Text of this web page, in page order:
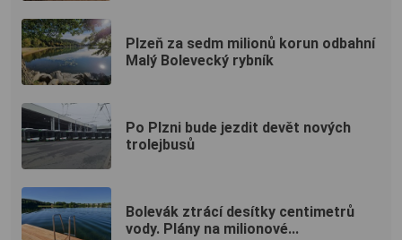
Plzeň za sedm milionů korun odbahní
Malý Bolevecký rybník
Po Plzni bude jezdit devět nových
trolejbusů
Bolevák ztrácí desítky centimetrů
vody. Plány na milionové...